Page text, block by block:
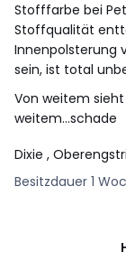
Stofffarbe bei
Stoffqualität
Innenpolsterung
sein, ist total
Von weitem
weitem...schade
Dixie ,
Besitzdauer 1